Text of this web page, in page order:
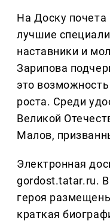
На Доску
лучшие
наставники и
Зарипова
это
роста. Среди
Великой
Малов,
Электронная
gordost.tatar.ru.
героя
краткая